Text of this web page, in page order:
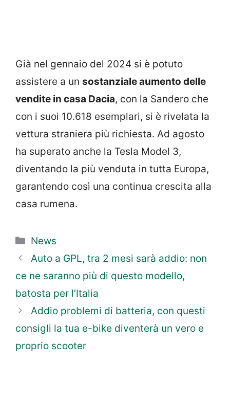
Già nel gennaio del 2024 si è potuto
assistere a un sostanziale aumento delle
vendite in casa Dacia, con la Sandero che
con i suoi 10.618 esemplari, si è rivelata la
vettura straniera più richiesta. Ad agosto
ha superato anche la Tesla Model 3,
diventando la più venduta in tutta Europa,
garantendo così una continua crescita alla
casa rumena.
Categorie
News
Auto a GPL, tra 2 mesi sarà addio: non
ce ne saranno più di questo modello,
batosta per l’Italia
Addio problemi di batteria, con questi
consigli la tua e-bike diventerà un vero e
proprio scooter